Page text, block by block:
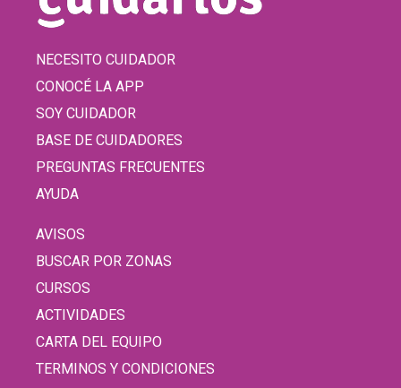
NECESITO CUIDADOR
CONOCÉ LA APP
SOY CUIDADOR
BASE DE CUIDADORES
PREGUNTAS FRECUENTES
AYUDA
AVISOS
BUSCAR POR ZONAS
CURSOS
ACTIVIDADES
CARTA DEL EQUIPO
TERMINOS Y CONDICIONES